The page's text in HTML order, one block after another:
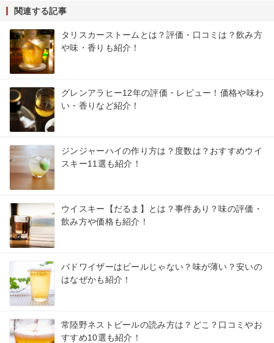
関連する記事
タリスカーストームとは？評価・口コミは？飲み方
や味・香りも紹介！
グレンアラヒー12年の評価・レビュー！価格や味わ
い・香りなど紹介！
ジンジャーハイの作り方は？度数は？おすすめウイ
スキー11選も紹介！
ウイスキー【だるま】とは？事件あり？味の評価・
飲み方や価格も紹介！
バドワイザーはビールじゃない？味が薄い？安いの
はなぜかも紹介！
常陸野ネストビールの読み方は？どこ？口コミやお
すすめ10選も紹介！